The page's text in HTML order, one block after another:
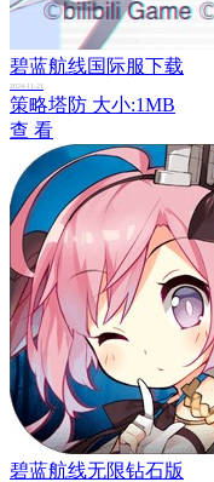
碧蓝航线国际服下载
2024-11-21
策略塔防 大小:1MB
查 看
碧蓝航线无限钻石版